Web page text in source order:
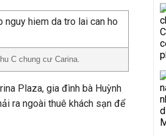
C chung cư Carina.
Plaza, gia đình bà Huỳnh
ra ngoài thuê khách sạn để